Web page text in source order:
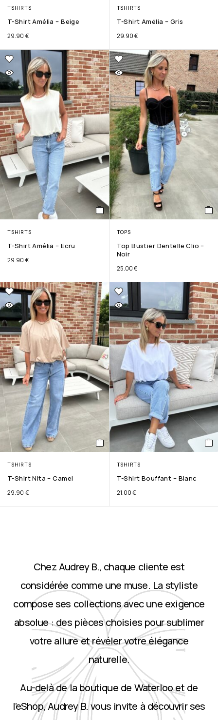
TSHIRTS
T-Shirt Amélia – Beige
29.90 €
TSHIRTS
T-Shirt Amélia – Gris
29.90€
TSHIRTS
T-Shirt Amélia – Ecru
29.90 €
TOPS
Top Bustier Dentelle Clio –
Noir
25.00€
TSHIRTS
T-Shirt Nita – Camel
29.90 €
TSHIRTS
T-Shirt Bouffant – Blanc
21.00€
Chez Audrey B., chaque cliente est
considérée comme une muse. La styliste
compose ses collections avec une exigence
absolue : des pièces choisies pour sublimer
votre allure et révéler votre élégance
naturelle.
Au-delà de la boutique de Waterloo et de
l’eShop, Audrey B. vous invite à découvrir ses